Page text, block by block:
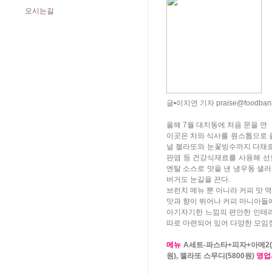
오시는길
글•이지연 기자
올해 7월 대치동에 처음 문을 연
이곳은 차와 식사를 원스톱으로
널 젤라또와 눈꽃빙수까지 다채
판염 등 건강식재료를 사용해
엔탈 소스로 맛을 낸 냉우동 샐
버거도 눈길을 끈다.
브런치 메뉴 뿐 아니라 커피 맛
맛과 향이 뛰어나 커피 마니아들
아기자기한 느낌의 편안한 인
따로 마련되어 있어 다양한 모임
메뉴 A세트-파스타+피자+아메
원), 젤라또 스무디(5800원) 영